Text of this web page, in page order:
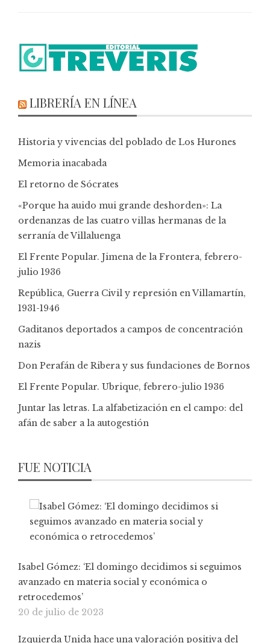
LIBRERÍA EN LÍNEA
Historia y vivencias del poblado de Los Hurones
Memoria inacabada
El retorno de Sócrates
«Porque ha auido mui grande deshorden»: La
ordenanzas de las cuatro villas hermanas de la
serranía de Villaluenga
El Frente Popular. Jimena de la Frontera, febrero-
julio 1936
República, Guerra Civil y represión en Villamartín,
1931-1946
Gaditanos deportados a campos de concentración
nazis
Don Perafán de Ribera y sus fundaciones de Bornos
El Frente Popular. Ubrique, febrero-julio 1936
Juntar las letras. La alfabetización en el campo: del
afán de saber a la autogestión
FUE NOTICIA
Isabel Gómez: ‘El domingo decidimos si seguimos
avanzado en materia social y económica o
retrocedemos’
20 de julio de 2023
Izquierda Unida hace una valoración positiva del